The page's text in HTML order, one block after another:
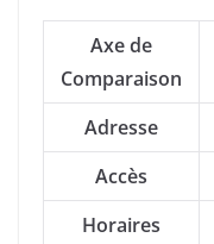
Axe de
Comparaison
Adresse
Accès
Horaires